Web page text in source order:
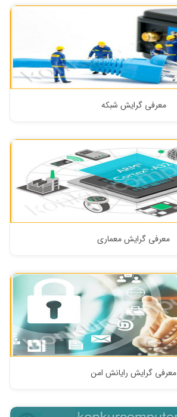
معرفی گرایش شبکه
معرفی گرایش معماری
معرفی گرایش رایانش امن